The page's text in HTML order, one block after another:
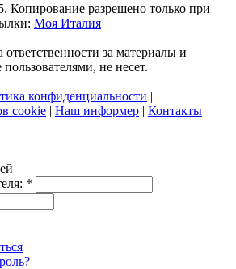
Копирование разрешено только при
Моя Италия
за материалы и
не несет.
конфиденциальности |
cookie | Наш информер | Контакты
*